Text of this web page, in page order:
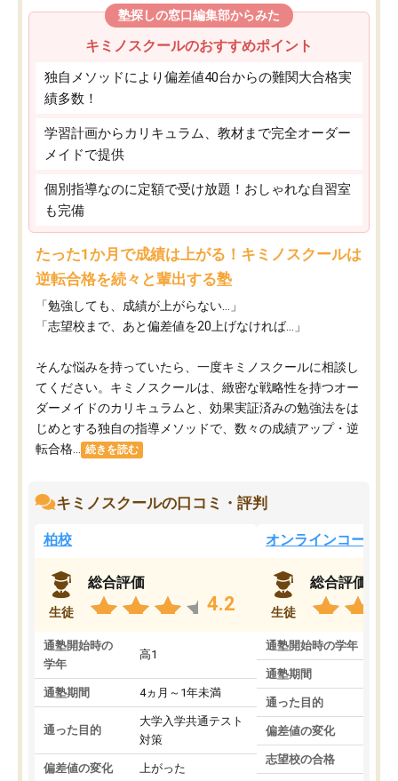
塾探しの窓口編集部からみた
キミノスクールのおすすめポイント
独自メソッドにより偏差値40台からの難関大合格実
績多数！
学習計画からカリキュラム、教材まで完全オーダー
メイドで提供
個別指導なのに定額で受け放題！おしゃれな自習室
も完備
たった1か月で成績は上がる！キミノスクールは
逆転合格を続々と輩出する塾
「勉強しても、成績が上がらない…」
「志望校まで、あと偏差値を20上げなければ…」
そんな悩みを持っていたら、一度キミノスクールに相談し
てください。キミノスクールは、緻密な戦略性を持つオー
ダーメイドのカリキュラムと、効果実証済みの勉強法をは
じめとする独自の指導メソッドで、数々の成績アップ・逆
転合格...
続きを読む
キミノスクールの口コミ・評判
柏校
生徒
総合評価
4.2
通塾開始時の
学年
高1
通塾期間 4ヵ月～1年未満
通った目的
大学入学共通テスト
対策
偏差値の変化 上がった
オンラインコース
生徒
総合評価
通塾開始時の学年
通塾期間
通った目的
偏差値の変化
志望校の合格